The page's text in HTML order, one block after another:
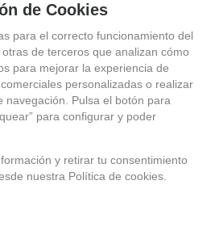
4,85 €
Exento de IVA
de Cookies
para el correcto funcionamiento del
de terceros que analizan cómo
para mejorar la experiencia de
personalizadas o realizar
navegación. Pulsa el botón para
para configurar y poder
y retirar tu consentimiento
nuestra Política de cookies.